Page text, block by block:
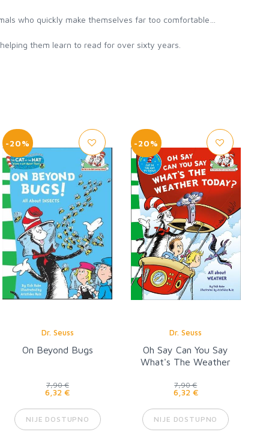
who quickly make themselves far too comfortable…
them learn to read for over sixty years.
-20%
Dr. Seuss
On Beyond Bugs
7,90 €
6,32 €
NIJE DOSTUPNO
-20%
Dr. Seuss
Oh Say Can You Say
What's The Weather
7,90 €
6,32 €
NIJE DOSTUPNO